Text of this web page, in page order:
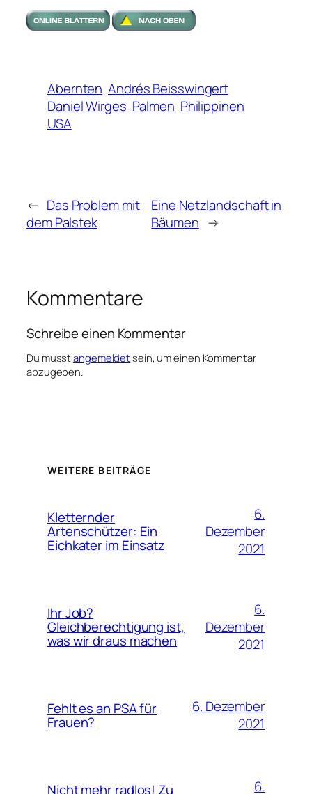
Abernten Andrés Beisswingert
Daniel Wirges Palmen Philippinen
USA
← Das Problem mit
dem Palstek
Eine Netzlandschaft in
Bäumen →
Kommentare
Schreibe einen Kommentar
Du musstangemeldetsein, um einen Kommentar
abzugeben.
WEITERE BEITRÄGE
Kletternder
Artenschützer: Ein
Eichkater im Einsatz
6.
Dezember
2021
Ihr Job?
Gleichberechtigung ist,
was wir draus machen
6.
Dezember
2021
Fehlt es an PSA für
Frauen?
6. Dezember
2021
Nicht mehr radlos! Zu 6.